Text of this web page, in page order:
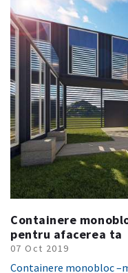
Containere
pentru afacerea ta
07 Oct 2019
Containere monobloc